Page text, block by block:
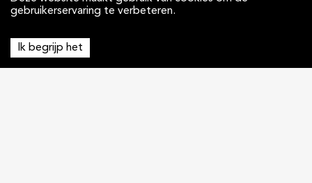
gebruikerservaring te verbeteren.
Ik begrijp het